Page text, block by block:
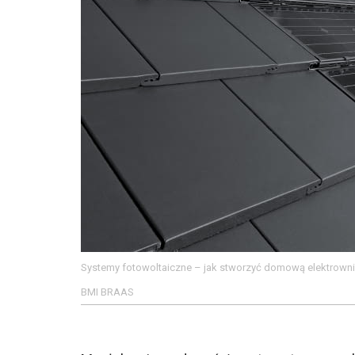
Systemy fotowoltaiczne – jak stworzyć domową
BMI BRAAS